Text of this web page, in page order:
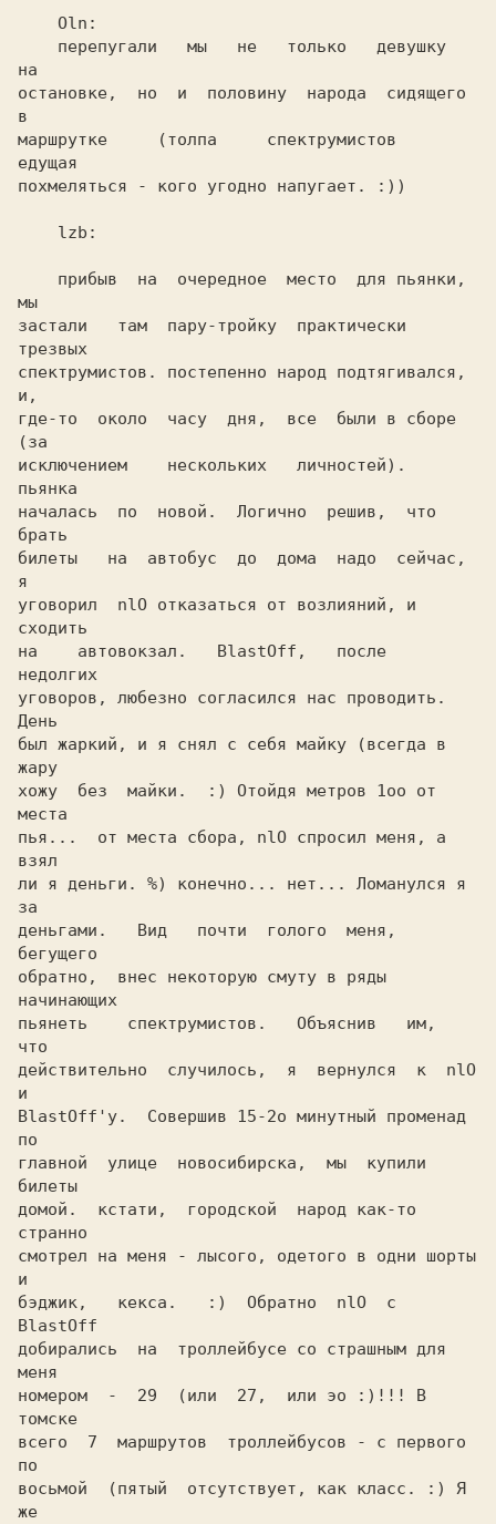
на
остановке,  но  и  половину  народа  сидящего
в
маршрутке     (толпа     спектрумистов
едущая
похмеляться - кого угодно напугает. :))
мы
застали   там  пару-тройку  практически
трезвых
спектрумистов. постепенно народ подтягивался,
и,
где-то  около  часу  дня,  все  были в сборе
(за
исключением    нескольких   личностей).
пьянка
началась  по  новой.  Логично  решив,  что
брать
билеты   на  автобус  до  дома  надо  сейчас,
я
уговорил  nlO отказаться от возлияний, и
сходить
на    автовокзал.   BlastOff,   после
недолгих
уговоров, любезно согласился нас проводить.
был жаркий, и я снял с себя майку (всегда в
жару
хожу  без  майки.  :) Отойдя метров 1оо от
места
пья...  от места сбора, nlO спросил меня, а
взял
ли я деньги. %) конечно... нет... Ломанулся я
за
деньгами.   Вид   почти  голого  меня,
бегущего
обратно,  внес некоторую смуту в ряды
начинающих
пьянеть    спектрумистов.   Объяснив   им,
что
действительно  случилось,  я  вернулся  к  nlO
и
BlastOff'у.  Совершив 15-2о минутный променад
по
главной  улице  новосибирска,  мы  купили
билеты
домой.  кстати,  городской  народ как-то
странно
смотрел на меня - лысого, одетого в одни шорты
и
бэджик,   кекса.   :)  Обратно  nlO  с
BlastOff
добирались  на  троллейбусе со страшным для
меня
номером  -  29  (или  27,  или эо :)!!! В
томске
всего  7  маршрутов  троллейбусов - с первого
по
восьмой  (пятый  отсутствует, как класс. :) Я